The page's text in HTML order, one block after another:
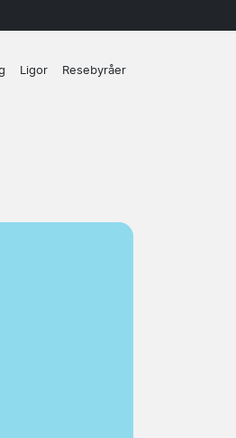
Ligor Resebyråer